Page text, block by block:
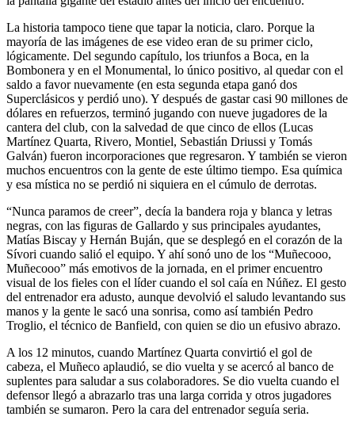
La historia tampoco tiene que tapar la noticia, claro. Porque la
mayoría de las imágenes de ese video eran de su primer ciclo,
lógicamente. Del segundo capítulo, los triunfos a Boca, en la
Bombonera y en el Monumental, lo único positivo, al quedar con el
saldo a favor nuevamente (en esta segunda etapa ganó dos
Superclásicos y perdió uno). Y después de gastar casi 90 millones de
dólares en refuerzos, terminó jugando con nueve jugadores de la
cantera del club, con la salvedad de que cinco de ellos (Lucas
Martínez Quarta, Rivero, Montiel, Sebastián Driussi y Tomás
Galván) fueron incorporaciones que regresaron. Y también se vieron
muchos encuentros con la gente de este último tiempo. Esa química
y esa mística no se perdió ni siquiera en el cúmulo de derrotas.
“Nunca paramos de creer”, decía la bandera roja y blanca y letras
negras, con las figuras de Gallardo y sus principales ayudantes,
Matías Biscay y Hernán Buján, que se desplegó en el corazón de la
Sívori cuando salió el equipo. Y ahí sonó uno de los “Muñecooo,
Muñecooo” más emotivos de la jornada, en el primer encuentro
visual de los fieles con el líder cuando el sol caía en Núñez. El gesto
del entrenador era adusto, aunque devolvió el saludo levantando sus
manos y la gente le sacó una sonrisa, como así también Pedro
Troglio, el técnico de Banfield, con quien se dio un efusivo abrazo.
A los 12 minutos, cuando Martínez Quarta convirtió el gol de
cabeza, el Muñeco aplaudió, se dio vuelta y se acercó al banco de
suplentes para saludar a sus colaboradores. Se dio vuelta cuando el
defensor llegó a abrazarlo tras una larga corrida y otros jugadores
también se sumaron. Pero la cara del entrenador seguía seria.